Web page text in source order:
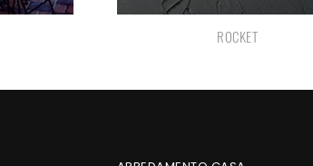
ROCKET